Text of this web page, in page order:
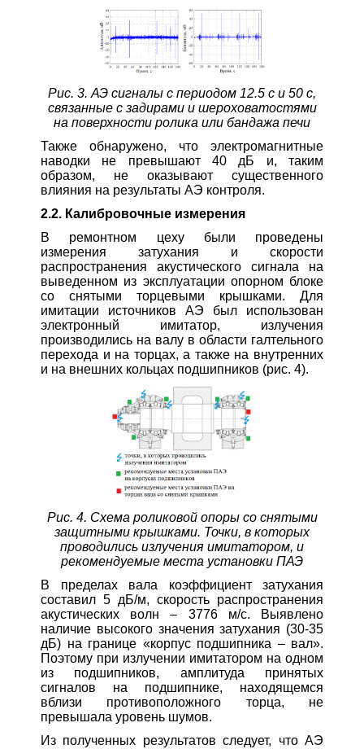
Рис. 3. АЭ сигналы с периодом 12.5 с и 50 с,
связанные с задирами и шероховатостями
на поверхности ролика или бандажа печи
Также обнаружено, что электромагнитные
наводки не превышают 40 дБ и, таким
образом, не оказывают существенного
влияния на результаты АЭ контроля.
2.2. Калибровочные измерения
В ремонтном цеху были проведены
измерения затухания и скорости
распространения акустического сигнала на
выведенном из эксплуатации опорном блоке
со снятыми торцевыми крышками. Для
имитации источников АЭ был использован
электронный имитатор, излучения
производились на валу в области галтельного
перехода и на торцах, а также на внутренних
и на внешних кольцах подшипников (рис. 4).
Рис. 4. Схема роликовой опоры со снятыми
защитными крышками. Точки, в которых
проводились излучения имитатором, и
рекомендуемые места установки ПАЭ
В пределах вала коэффициент затухания
составил 5 дБ/м, скорость распространения
акустических волн – 3776 м/с. Выявлено
наличие высокого значения затухания (30-35
дБ) на границе «корпус подшипника – вал».
Поэтому при излучении имитатором на одном
из подшипников, амплитуда принятых
сигналов на подшипнике, находящемся
вблизи противоположного торца, не
превышала уровень шумов.
Из полученных результатов следует, что АЭ